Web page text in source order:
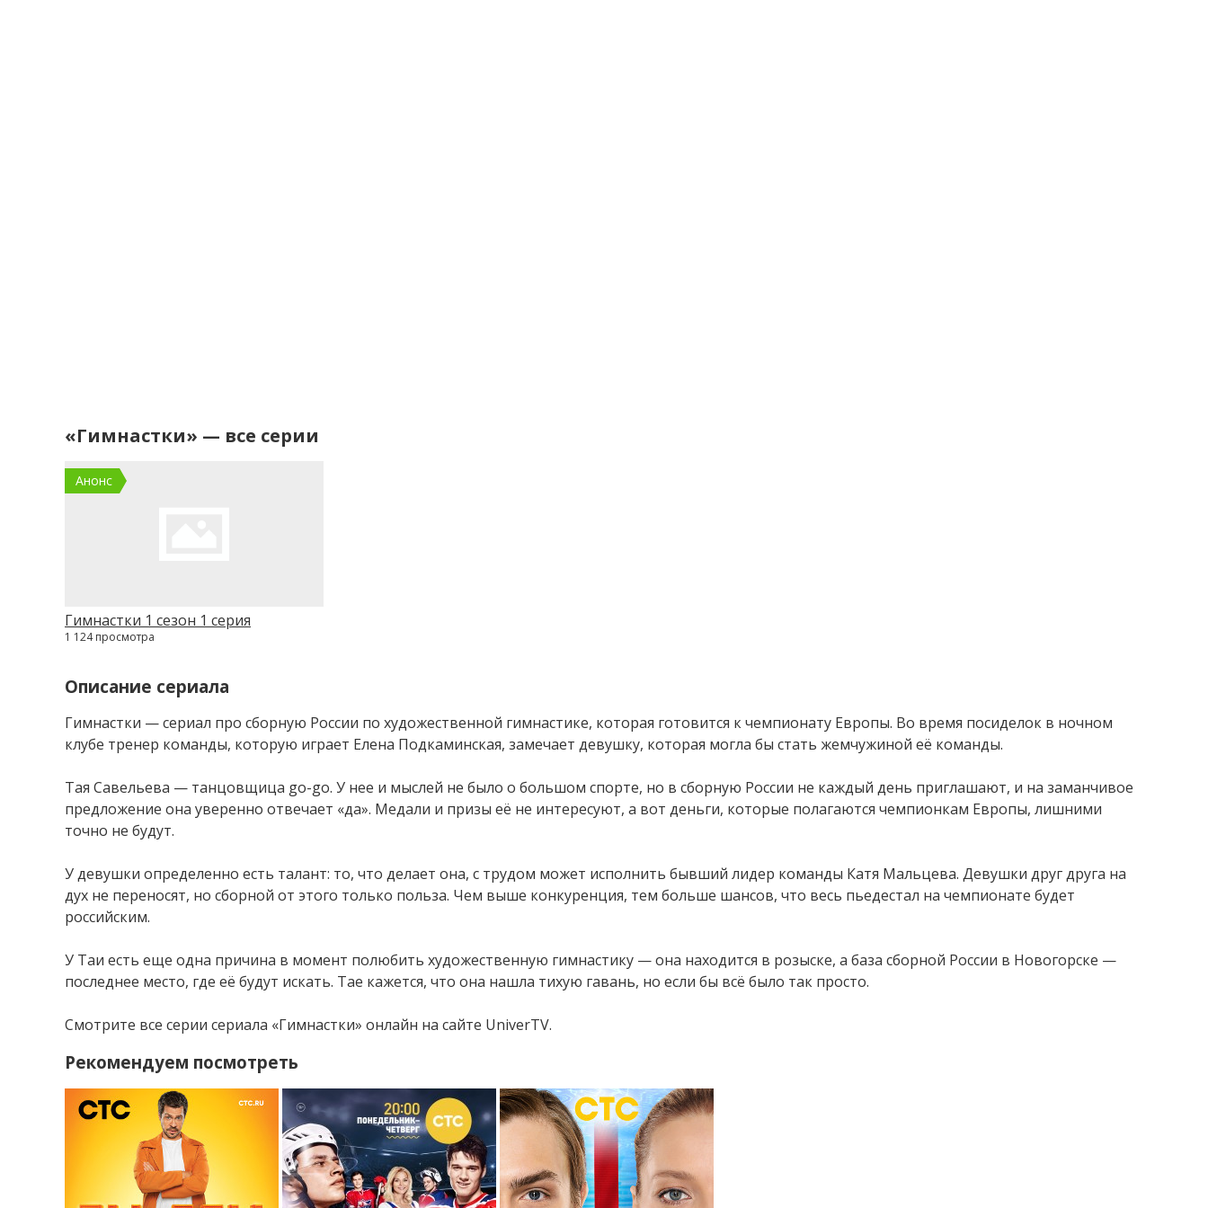
«Гимнастки» — все серии
Анонс
Гимнастки 1 сезон 1 серия
1 124 просмотра
Описание сериала
Гимнастки — сериал про сборную России по художественной гимнастике, которая готовится к чемпионату Европы. Во время посиделок в ночном
клубе тренер команды, которую играет Елена Подкаминская, замечает девушку, которая могла бы стать жемчужиной её команды.
Тая Савельева — танцовщица go-go. У нее и мыслей не было о большом спорте, но в сборную России не каждый день приглашают, и на заманчивое
предложение она уверенно отвечает «да». Медали и призы её не интересуют, а вот деньги, которые полагаются чемпионкам Европы, лишними
точно не будут.
У девушки определенно есть талант: то, что делает она, с трудом может исполнить бывший лидер команды Катя Мальцева. Девушки друг друга на
дух не переносят, но сборной от этого только польза. Чем выше конкуренция, тем больше шансов, что весь пьедестал на чемпионате будет
российским.
У Таи есть еще одна причина в момент полюбить художественную гимнастику — она находится в розыске, а база сборной России в Новогорске —
последнее место, где её будут искать. Тае кажется, что она нашла тихую гавань, но если бы всё было так просто.
Смотрите все серии сериала «Гимнастки» онлайн на сайте UniverTV.
Рекомендуем посмотреть